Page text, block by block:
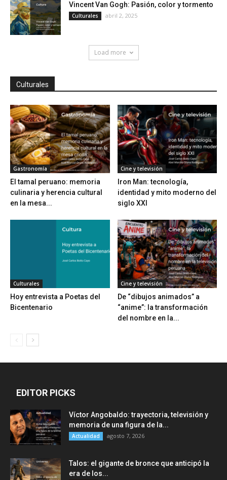
Vincent Van Gogh: Pasión, color y tormento
Culturales abril 2, 2025
Load more
Culturales
Gastronomía
El tamal peruano: memoria
culinaria y herencia cultural
en la mesa...
Cine y televisión
Iron Man: tecnología,
identidad y mito moderno del
siglo XXI
Culturales
Hoy entrevista a Poetas del
Bicentenario
Cine y televisión
De “dibujos animados” a
“anime”: la transformación
del nombre en la...
EDITOR PICKS
Víctor Angobaldo: trayectoria, televisión y
memoria de una figura de la...
Actualidad agosto 7, 2026
Talos: el gigante de bronce que anticipó la
era de los...